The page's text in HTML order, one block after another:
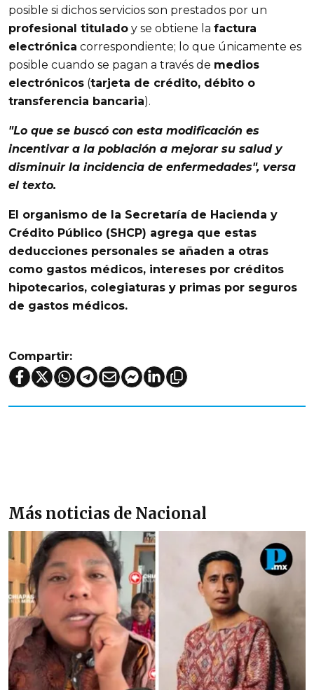
posible si dichos servicios son prestados por un
profesional titulado y se obtiene la factura
electrónica correspondiente; lo que únicamente es
posible cuando se pagan a través de medios
electrónicos (tarjeta de crédito, débito o
transferencia bancaria).
"Lo que se buscó con esta modificación es
incentivar a la población a mejorar su salud y
disminuir la incidencia de enfermedades", versa
el texto.
El organismo de la Secretaría de Hacienda y
Crédito Público (SHCP) agrega que estas
deducciones personales se añaden a otras
como gastos médicos, intereses por créditos
hipotecarios, colegiaturas y primas por seguros
de gastos médicos.
Compartir:
Más noticias de Nacional